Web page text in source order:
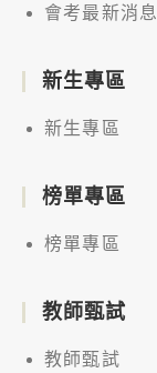
會考最新消息
新生專區
新生專區
榜單專區
榜單專區
教師甄試
教師甄試